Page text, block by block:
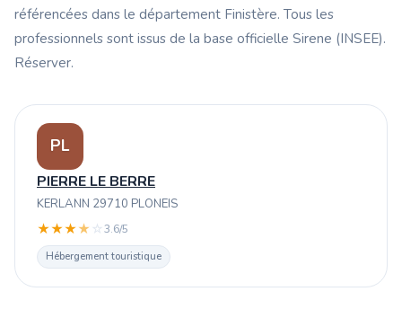
référencées dans le département Finistère. Tous les
professionnels sont issus de la base officielle Sirene (INSEE).
Réserver.
PL
PIERRE LE BERRE
KERLANN 29710 PLONEIS
★★★★ ☆3.6/5
Hébergement touristique